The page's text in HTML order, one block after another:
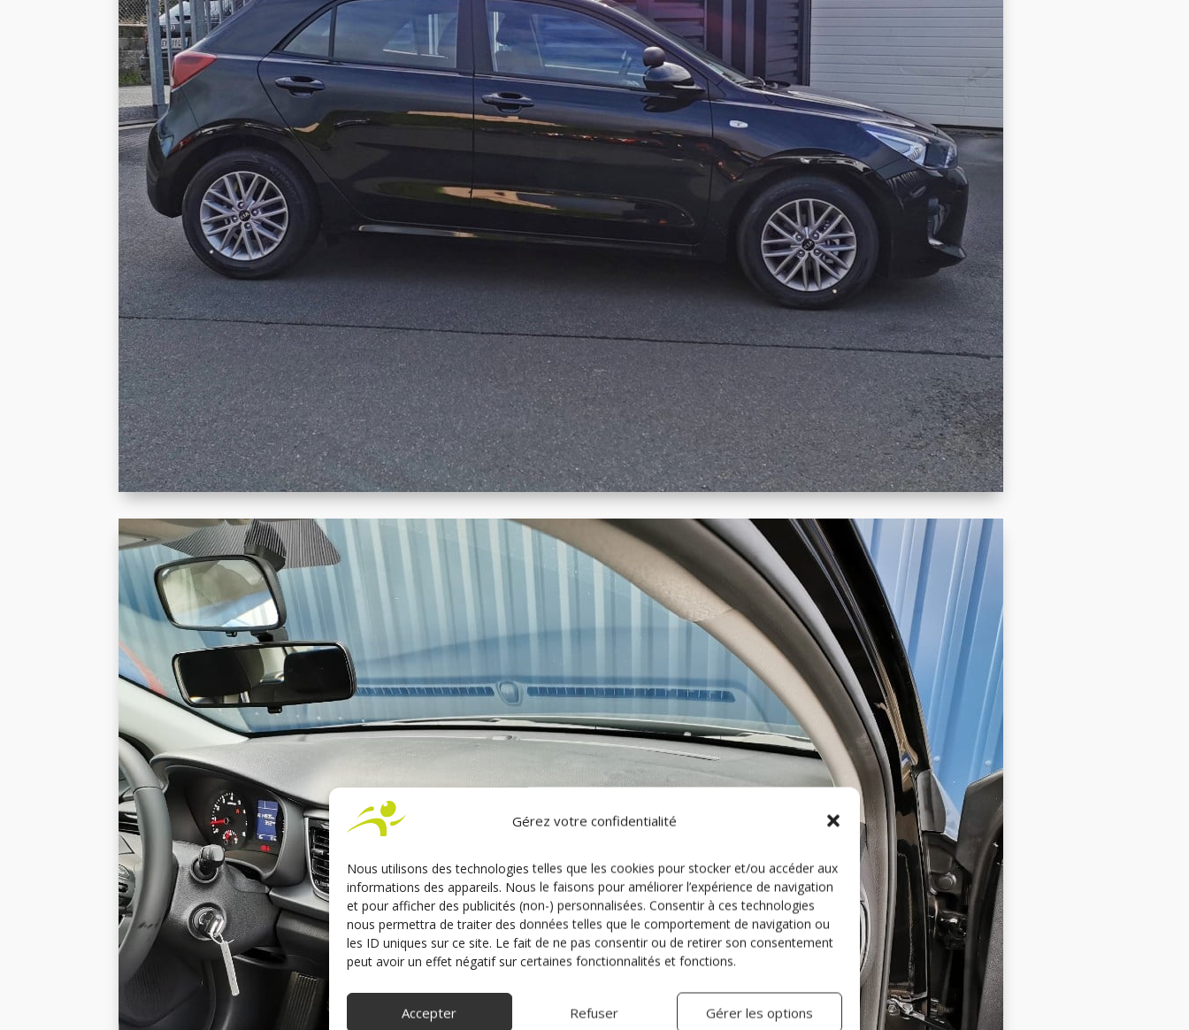
Gérez votre confidentialité
Nous utilisons des technologies telles que les cookies pour stocker et/ou accéder aux
informations des appareils. Nous le faisons pour améliorer l’expérience de navigation
et pour afficher des publicités (non-) personnalisées. Consentir à ces technologies
nous permettra de traiter des données telles que le comportement de navigation ou
les ID uniques sur ce site. Le fait de ne pas consentir ou de retirer son consentement
peut avoir un effet négatif sur certaines fonctionnalités et fonctions.
Accepter Refuser Gérer les options